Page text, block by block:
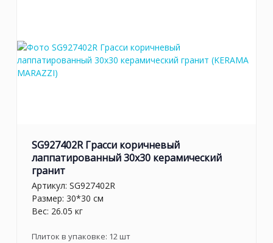
SG927402R Грасси коричневый
лаппатированный 30x30 керамический
гранит
Артикул: SG927402R
Размер: 30*30 см
Вес: 26.05 кг
Плиток в упаковке: 12шт